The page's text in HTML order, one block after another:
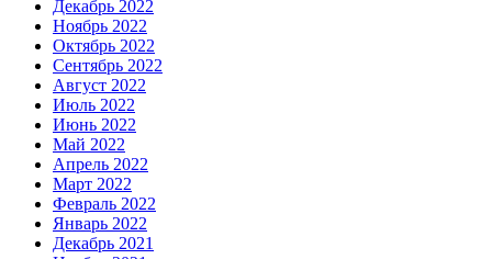
Декабрь 2022
Ноябрь 2022
Октябрь 2022
Сентябрь 2022
Август 2022
Июль 2022
Июнь 2022
Май 2022
Апрель 2022
Март 2022
Февраль 2022
Январь 2022
Декабрь 2021